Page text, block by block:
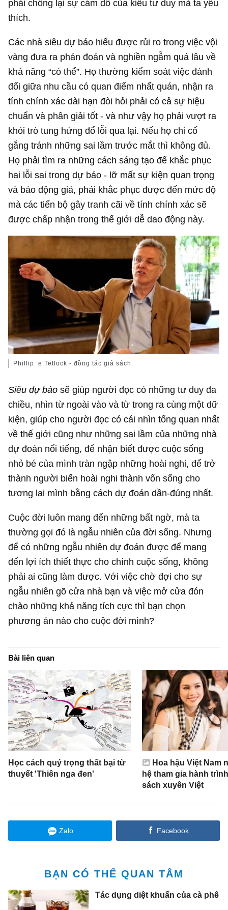
phải chống lại sự cám dỗ của kiểu tư duy mà ta yêu
thích.
Các nhà siêu dự báo hiểu được rủi ro trong việc vội
vàng đưa ra phán đoán và nghiền ngẫm quá lâu về
khả năng “có thể”. Họ thường kiểm soát việc đánh
đổi giữa nhu cầu có quan điểm nhất quán, nhận ra
tính chính xác dài hạn đòi hỏi phải có cả sự hiệu
chuẩn và phân giải tốt - và như vậy họ phải vượt ra
khỏi trò tung hứng đổ lỗi qua lại. Nếu họ chỉ cố
gắng tránh những sai lầm trước mắt thì không đủ.
Họ phải tìm ra những cách sáng tạo để khắc phục
hai lỗi sai trong dự báo - lỡ mất sự kiện quan trọng
và báo động giả, phải khắc phục được đến mức độ
mà các tiến bộ gây tranh cãi về tính chính xác sẽ
được chấp nhận trong thế giới dễ dao động này.
Phillip e.Tetlock - đồng tác giả sách.
Siêu dự báo sẽ giúp người đọc có những tư duy đa
chiều, nhìn từ ngoài vào và từ trong ra cùng một dữ
kiện, giúp cho người đọc có cái nhìn tổng quan nhất
về thế giới cũng như những sai lầm của những nhà
dự đoán nổi tiếng, để nhận biết được cuộc sống
nhỏ bé của mình tràn ngập những hoài nghi, để trở
thành người biến hoài nghi thành vốn sống cho
tương lai mình bằng cách dự đoán dần-đúng nhất.
Cuộc đời luôn mang đến những bất ngờ, mà ta
thường gọi đó là ngẫu nhiên của đời sống. Nhưng
để có những ngẫu nhiên dự đoán được để mang
đến lợi ích thiết thực cho chính cuộc sống, không
phải ai cũng làm được. Với việc chờ đợi cho sự
ngẫu nhiên gõ cửa nhà bạn và việc mở cửa đón
chào những khả năng tích cực thì bạn chọn
phương án nào cho cuộc đời mình?
Bài liên quan
Học cách quý trọng thất bại từ
thuyết 'Thiên nga đen'
Hoa hậu Việt Nam
hệ tham gia hành
sách xuyên Việt
Zalo Facebook
BẠN CÓ THỂ QUAN TÂM
Tác dụng diệt khuẩn của cà phê